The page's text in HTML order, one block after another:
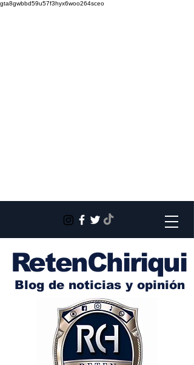
gta8gwbbd59u57f3hyx6woo264sceo
RetenChiriqui
Blog de noticias y opinión